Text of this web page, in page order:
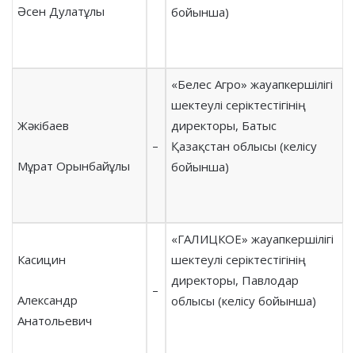
Әсен Дулатұлы
бойынша)
Жәкібаев
Мұрат Орынбайұлы
–
«Белес Агро» жауапкершілігі
шектеулі серіктестігінің
директоры, Батыс
Қазақстан облысы (келісу
бойынша)
Касицин
Александр
Анатольевич
–
«ГАЛИЦКОЕ» жауапкершілігі
шектеулі серіктестігінің
директоры, Павлодар
облысы (келісу бойынша)